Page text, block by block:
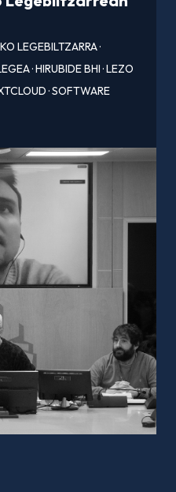
LEGEBILTZARRA·
·HIRUBIDE BHI·LEZO
·SOFTWARE